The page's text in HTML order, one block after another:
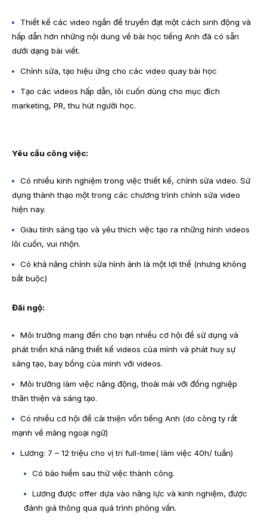
Thiết kế các video ngắn để truyền đạt một cách sinh động và
hấp dẫn hơn những nội dung về bài học tiếng Anh đã có sẵn
dưới dạng bài viết.
Chỉnh sửa, tạo hiệu ứng cho các video quay bài học
Tạo các videos hấp dẫn, lôi cuốn dùng cho mục đích
marketing, PR, thu hút người học.
Yêu cầu công việc:
Có nhiều kinh nghiệm trong việc thiết kế, chỉnh sửa video. Sử
dụng thành thạo một trong các chương trình chỉnh sửa video
hiện nay.
Giàu tính sáng tạo và yêu thích việc tạo ra những hình videos
lôi cuốn, vui nhộn.
Có khả năng chỉnh sửa hình ảnh là một lợi thế (nhưng không
bắt buộc)
Đãi ngộ:
Môi trường mang đến cho bạn nhiều cơ hội để sử dụng và
phát triển khả năng thiết kế videos của mình và phát huy sự
sáng tạo, bay bổng của mình với videos.
Môi trường làm việc năng động, thoải mái với đồng nghiệp
thân thiện và sáng tạo.
Có nhiều cơ hội để cải thiện vốn tiếng Anh (do công ty rất
mạnh về mảng ngoại ngữ)
Lương: 7 – 12 triệu cho vị trí full-time( làm việc 40h/ tuần)
Có bảo hiểm sau thử việc thành công.
Lương được offer dựa vào năng lực và kinh nghiệm, được
đánh giá thông qua quá trình phỏng vấn.